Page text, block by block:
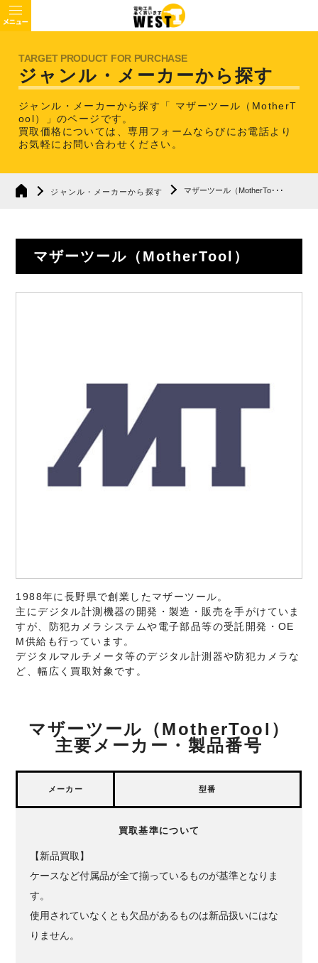
ジャンル・メーカーから探す
ジャンル・メーカーから探す「 マザーツール（MotherT
ool）」のページです。
買取価格については、専用フォームならびにお電話より
お気軽にお問い合わせください。
ジャンル・メーカーから探す マザーツール（MotherTo･･･
マザーツール（MotherTool）
1988年に長野県で創業したマザーツール。
主にデジタル計測機器の開発・製造・販売を手がけていま
すが、防犯カメラシステムや電子部品等の受託開発・OE
M供給も行っています。
デジタルマルチメータ等のデジタル計測器や防犯カメラな
ど、幅広く買取対象です。
マザーツール（MotherTool）
主要メーカー・製品番号
メーカー 型番
買取基準について
【新品買取】
ケースなど付属品が全て揃っているものが基準となりま
す。
使用されていなくとも欠品があるものは新品扱いにはな
りません。